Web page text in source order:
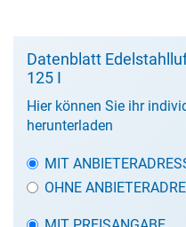
Datenblatt
125 I
Hier können Sie ihr
herunterladen
MIT
OHNE